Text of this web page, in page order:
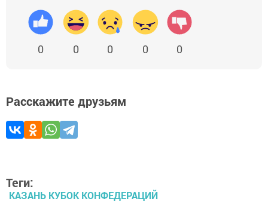
0 0 0 0 0
Расскажите друзьям
Теги:
КАЗАНЬ КУБОК КОНФЕДЕРАЦИЙ